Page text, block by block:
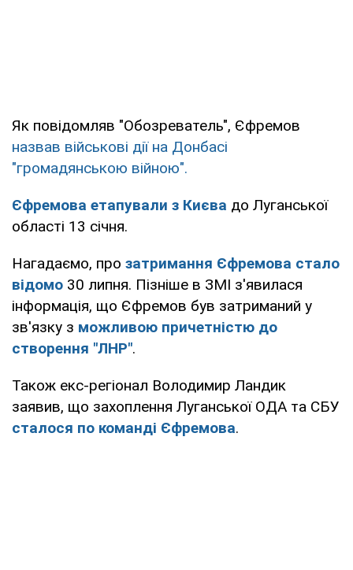
Як повідомляв "Обозреватель", Єфремов
назвав військові дії на Донбасі
"громадянською війною".
Єфремова етапували з Києва до Луганської
області 13 січня.
Нагадаємо, про затримання Єфремова стало
відомо 30 липня. Пізніше в ЗМІ з'явилася
інформація, що Єфремов був затриманий у
зв'язку з можливою причетністю до
створення "ЛНР".
Також екс-регіонал Володимир Ландик
заявив, що захоплення Луганської ОДА та СБУ
сталося по команді Єфремова.